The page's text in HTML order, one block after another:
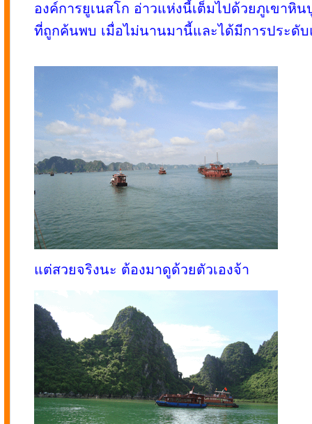
องค์การยูเนสโก อ่าวแห่งนี้เต็มไปด้วยภูเขาหิ
ที่ถูกค้นพบ เมื่อไม่นานมานี้และได้มีการประดั
แต่สวยจริงนะ ต้องมาดูด้วยตัวเองจ้า